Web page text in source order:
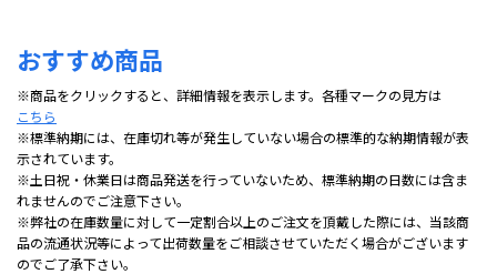
おすすめ商品
※商品をクリックすると、詳細情報を表示します。各種マークの見方は
こちら
※標準納期には、在庫切れ等が発生していない場合の標準的な納期情報が表
示されています。
※土日祝・休業日は商品発送を行っていないため、標準納期の日数には含ま
れませんのでご注意下さい。
※弊社の在庫数量に対して一定割合以上のご注文を頂戴した際には、当該商
品の流通状況等によって出荷数量をご相談させていただく場合がございます
のでご了承下さい。